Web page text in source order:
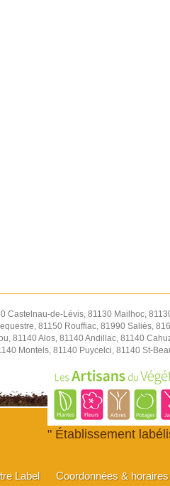
Castelnau-de-Lévis, 81130 Mailhoc,
81150 Rouffiac, 81990 Saliès,
81140 Alos, 81140 Andillac, 81140
Montels, 81140 Puycelci, 81140 St-
" Établissement
Label Coordonnées & horaires